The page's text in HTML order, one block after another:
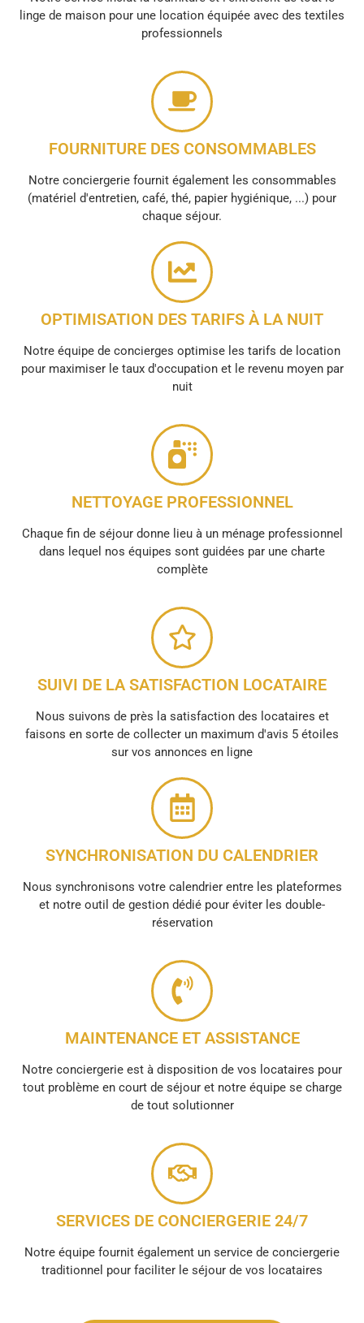
linge de maison pour une location équipée avec des textiles
professionnels
FOURNITURE DES CONSOMMABLES
Notre conciergerie fournit également les consommables
(matériel d'entretien, café, thé, papier hygiénique, ...) pour
chaque séjour.
OPTIMISATION DES TARIFS À LA NUIT
Notre équipe de concierges optimise les tarifs de location
pour maximiser le taux d'occupation et le revenu moyen par
nuit
NETTOYAGE PROFESSIONNEL
Chaque fin de séjour donne lieu à un ménage professionnel
dans lequel nos équipes sont guidées par une charte
complète
SUIVI DE LA SATISFACTION LOCATAIRE
Nous suivons de près la satisfaction des locataires et
faisons en sorte de collecter un maximum d'avis 5 étoiles
sur vos annonces en ligne
SYNCHRONISATION DU CALENDRIER
Nous synchronisons votre calendrier entre les plateformes
et notre outil de gestion dédié pour éviter les double-
réservation
MAINTENANCE ET ASSISTANCE
Notre conciergerie est à disposition de vos locataires pour
tout problème en court de séjour et notre équipe se charge
de tout solutionner
SERVICES DE CONCIERGERIE 24/7
Notre équipe fournit également un service de conciergerie
traditionnel pour faciliter le séjour de vos locataires